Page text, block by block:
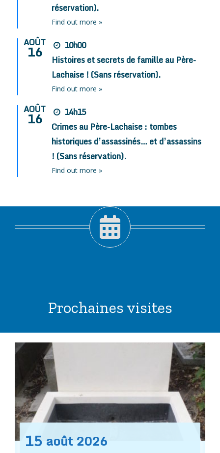
réservation).
Find out more »
AOÛT
16
10h00
Histoires et secrets de famille au Père-
Lachaise ! (Sans réservation).
Find out more »
AOÛT
16
14h15
Crimes au Père-Lachaise : tombes
historiques d’assassinés… et d’assassins
! (Sans réservation).
Find out more »
Prochaines visites
15 août 2026